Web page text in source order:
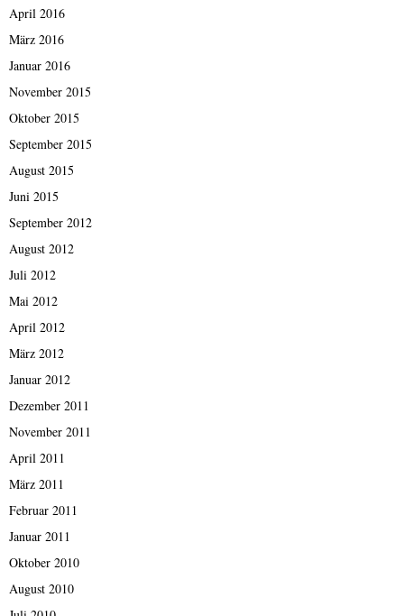
April 2016
März 2016
Januar 2016
November 2015
Oktober 2015
September 2015
August 2015
Juni 2015
September 2012
August 2012
Juli 2012
Mai 2012
April 2012
März 2012
Januar 2012
Dezember 2011
November 2011
April 2011
März 2011
Februar 2011
Januar 2011
Oktober 2010
August 2010